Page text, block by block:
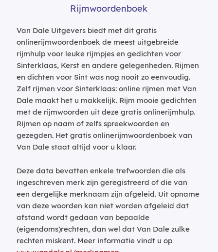
Rijmwoordenboek
Van Dale Uitgevers biedt met dit gratis
onlinerijmwoordenboek de meest uitgebreide
rijmhulp voor leuke rijmpjes en gedichten voor
Sinterklaas, Kerst en andere gelegenheden. Rijmen
en dichten voor Sint was nog nooit zo eenvoudig.
Zelf rijmen voor Sinterklaas: online rijmen met Van
Dale maakt het u makkelijk. Rijm mooie gedichten
met de rijmwoorden uit deze gratis onlinerijmhulp.
Rijmen op naam of zelfs spreekwoorden en
gezegden. Het gratis onlinerijmwoordenboek van
Van Dale staat altijd voor u klaar.
Deze data bevatten enkele trefwoorden die als
ingeschreven merk zijn geregistreerd of die van
een dergelijke merknaam zijn afgeleid. Uit opname
van deze woorden kan niet worden afgeleid dat
afstand wordt gedaan van bepaalde
(eigendoms)rechten, dan wel dat Van Dale zulke
rechten miskent. Meer informatie vindt u op